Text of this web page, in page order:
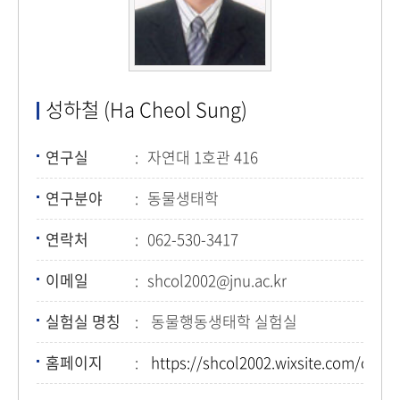
성하철 (Ha Cheol Sung)
연구실
자연대 1호관 416
연구분야
동물생태학
연락처
062-530-3417
이메일
shcol2002@jnu.ac.kr
실험실 명칭
동물행동생태학 실험실
홈페이지
https://shcol2002.wixsite.com/